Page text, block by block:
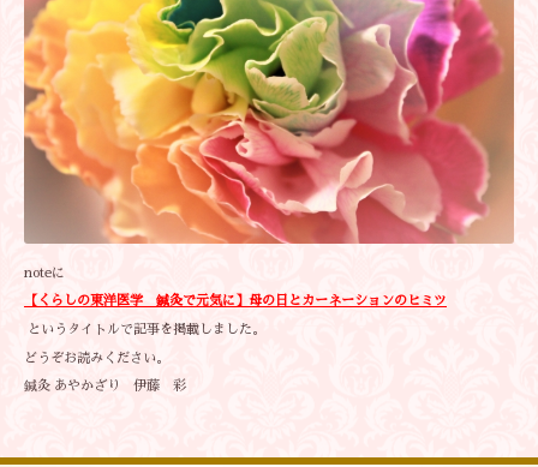
noteに
【くらしの東洋医学 鍼灸で元気に】母の日とカーネーションのヒミツ
というタイトルで記事を掲載しました。
どうぞお読みください。
鍼灸 あやかざり 伊藤 彩